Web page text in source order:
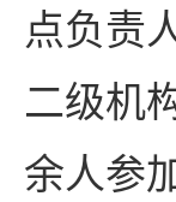
点负责
二级机
余人参